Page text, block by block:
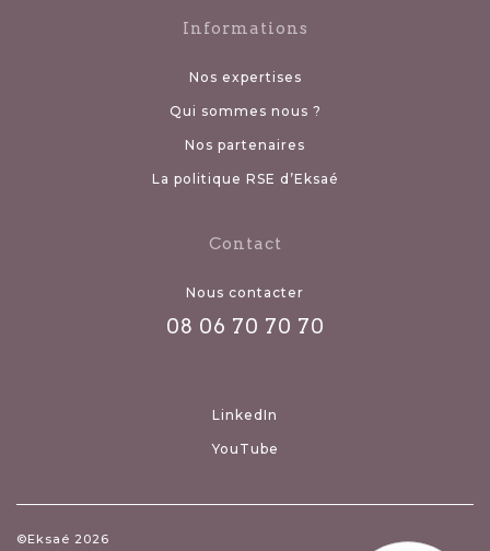
Informations
Nos expertises
Qui sommes nous ?
Nos partenaires
La politique RSE d’Eksaé
Contact
Nous contacter
08 06 70 70 70
LinkedIn
YouTube
©Eksaé 2026